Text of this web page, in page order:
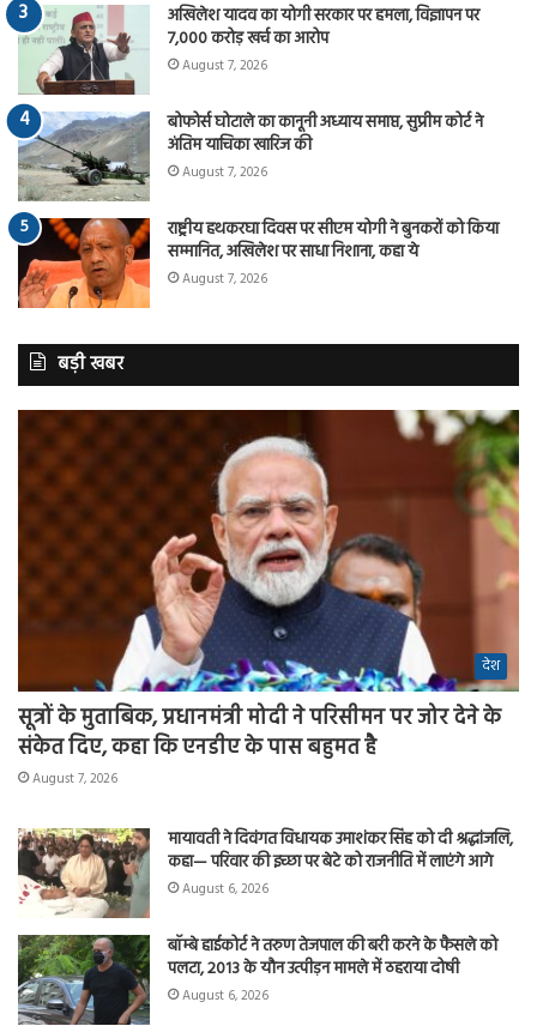
अखिलेश यादव का योगी सरकार पर हमला, विज्ञापन पर
7,000 करोड़ खर्च का आरोप
August 7, 2026
बोफोर्स घोटाले का कानूनी अध्याय समाप्त, सुप्रीम कोर्ट ने
अंतिम याचिका खारिज की
August 7, 2026
राष्ट्रीय हथकरघा दिवस पर सीएम योगी ने बुनकरों को किया
सम्मानित, अखिलेश पर साधा निशाना, कहा ये
August 7, 2026
बड़ी खबर
देश
सूत्रों के मुताबिक, प्रधानमंत्री मोदी ने परिसीमन पर जोर देने के
संकेत दिए, कहा कि एनडीए के पास बहुमत है
August 7, 2026
मायावती ने दिवंगत विधायक उमाशंकर सिंह को दी श्रद्धांजलि,
कहा— परिवार की इच्छा पर बेटे को राजनीति में लाएंगे आगे
August 6, 2026
बॉम्बे हाईकोर्ट ने तरुण तेजपाल की बरी करने के फैसले को
पलटा, 2013 के यौन उत्पीड़न मामले में ठहराया दोषी
August 6, 2026